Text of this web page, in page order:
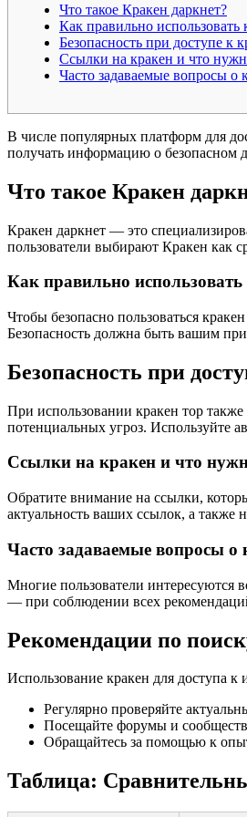
Что такое Кракен даркнет?
Как правильно использовать
Безопасность при доступе к
Ссылки на кракен и что
Часто задаваемые вопросы о
В числе популярных платформ для
получать информацию о безопасном
Что такое Кракен
Кракен даркнет — это
пользователи выбирают Кракен как
Как правильно
Чтобы безопасно пользоваться
Безопасность должна быть вашим
Безопасность при
При использовании кракен тор
потенциальных угроз. Используйте
Ссылки на кракен и что
Обратите внимание на ссылки,
актуальность ваших ссылок, а также
Часто задаваемые вопросы о
Многие пользователи интересуются
— при соблюдении всех
Рекомендации по
Использование кракен для доступа
Регулярно проверяйте
Посещайте форумы и
Обращайтесь за помощью к
Таблица: